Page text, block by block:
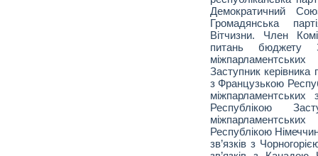
Демократичний
Громадянська
Вітчизни. Член
питань бюджету
Заступник керівника
з Французькою
міжпарламентських
Республікою
Республікою
зв’язків з